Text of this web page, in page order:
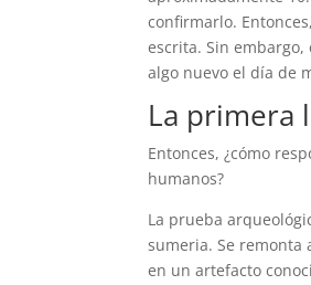
confirmarlo.
escrita. Sin
algo nuevo el día de
La primera
Entonces, ¿cómo
humanos?
La prueba
sumeria. Se remonta
en un artefacto